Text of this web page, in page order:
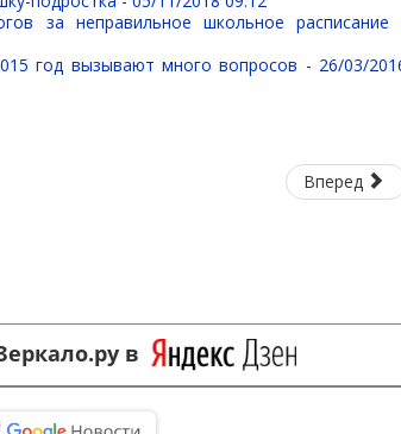
за неправильное школьное расписание
год вызывают много вопросов - 26/03/
Вперед
в